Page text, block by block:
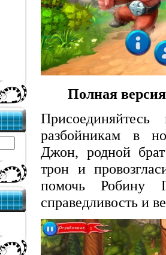
Полная
разбойникам в
Джон, родной
трон и
помочь Робину
справедливость и